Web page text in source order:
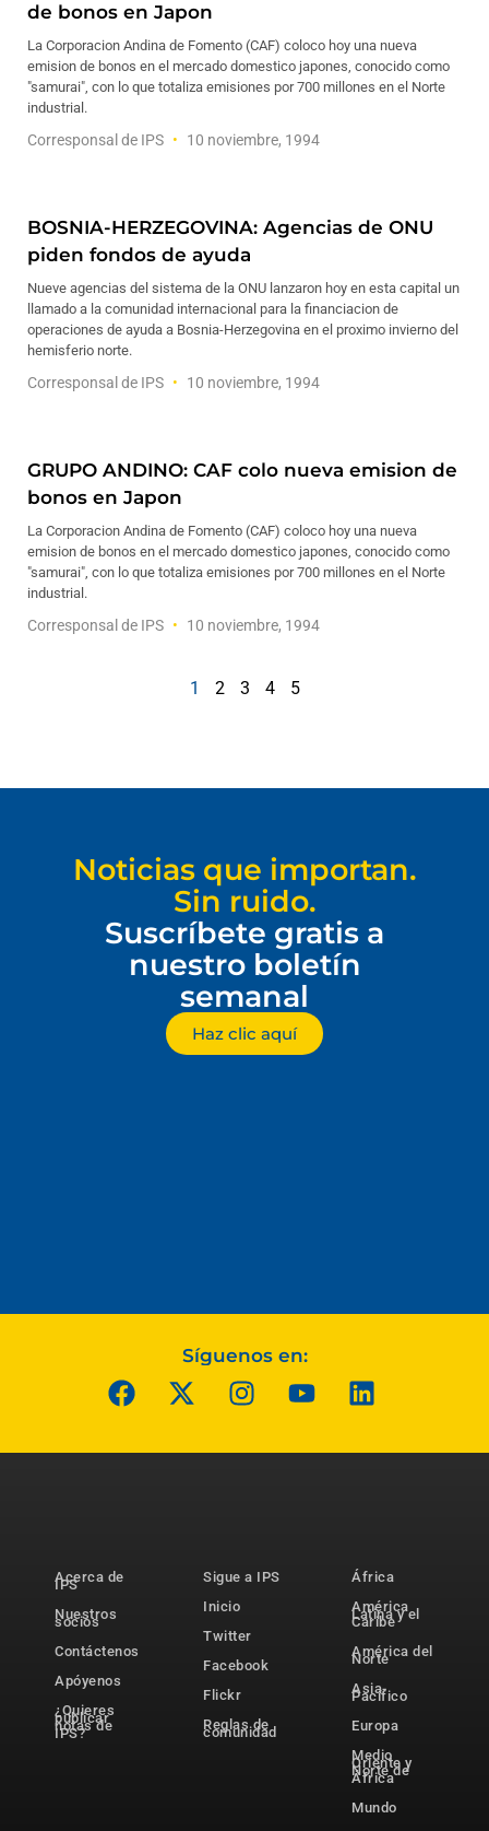
de bonos en Japon
La Corporacion Andina de Fomento (CAF) coloco hoy una nueva
emision de bonos en el mercado domestico japones, conocido como
"samurai", con lo que totaliza emisiones por 700 millones en el Norte
industrial.
Corresponsal de IPS 10 noviembre, 1994
BOSNIA-HERZEGOVINA: Agencias de ONU
piden fondos de ayuda
Nueve agencias del sistema de la ONU lanzaron hoy en esta capital un
llamado a la comunidad internacional para la financiacion de
operaciones de ayuda a Bosnia-Herzegovina en el proximo invierno del
hemisferio norte.
Corresponsal de IPS 10 noviembre, 1994
GRUPO ANDINO: CAF colo nueva emision de
bonos en Japon
La Corporacion Andina de Fomento (CAF) coloco hoy una nueva
emision de bonos en el mercado domestico japones, conocido como
"samurai", con lo que totaliza emisiones por 700 millones en el Norte
industrial.
Corresponsal de IPS 10 noviembre, 1994
1 2 3 4 5
Noticias que importan.
Sin ruido.
Suscríbete gratis a
nuestro boletín
semanal
Haz clic aquí
Síguenos en:
Acerca de
IPS
Nuestros
socios
Contáctenos
Apóyenos
¿Quieres
publicar
notas de
IPS?
Sigue a IPS
Inicio
Twitter
Facebook
Flickr
Reglas de
comunidad
África
América
Latina y el
Caribe
América del
Norte
Asia-
Pacífico
Europa
Medio
Oriente y
Norte de
África
Mundo